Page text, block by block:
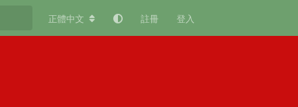
正體中文 註冊 登入